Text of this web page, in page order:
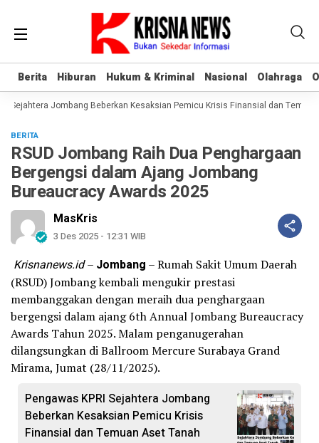
Berita Hiburan Hukum & Kriminal Nasional Olahraga
Berita Hiburan Hukum & Kriminal Nasional Olahraga
Sejahtera Jombang Beberkan Kesaksian Pemicu Krisis Finansial dan Temuan
BERITA
RSUD Jombang Raih Dua Penghargaan
Bergengsi dalam Ajang Jombang
Bureaucracy Awards 2025
MasKris
3 Des 2025 - 12:31 WIB
Krisnanews.id– Jombang – Rumah Sakit Umum Daerah
(RSUD) Jombang kembali mengukir prestasi
membanggakan dengan meraih dua penghargaan
bergengsi dalam ajang 6th Annual Jombang Bureaucracy
Awards Tahun 2025. Malam penganugerahan
dilangsungkan di Ballroom Mercure Surabaya Grand
Mirama, Jumat (28/11/2025).
Pengawas KPRI Sejahtera Jombang
Beberkan Kesaksian Pemicu Krisis
Finansial dan Temuan Aset Tanah